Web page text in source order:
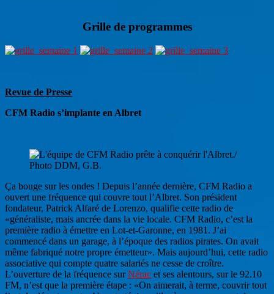
Grille de programmes
Revue de Presse
CFM Radio s’implante en Albret
Ça bouge sur les ondes ! Depuis l’année dernière, CFM Radio a
ouvert une fréquence qui couvre tout l’Albret. Son président
fondateur, Patrick Alfaré de Lorenzo, qualifie cette radio de
«généraliste, mais ancrée dans la vie locale. CFM Radio, c’est la
première radio à émettre en Lot-et-Garonne, en 1981. J’ai
commencé dans un garage, à l’époque des radios pirates. On avait
même fabriqué notre propre émetteur». Mais aujourd’hui, cette radio
associative qui compte quatre salariés ne cesse de croître.
L’ouverture de la fréquence surNérac et ses alentours, sur le 92.10
FM, n’est que la première étape : «On aimerait, à terme, couvrir tout